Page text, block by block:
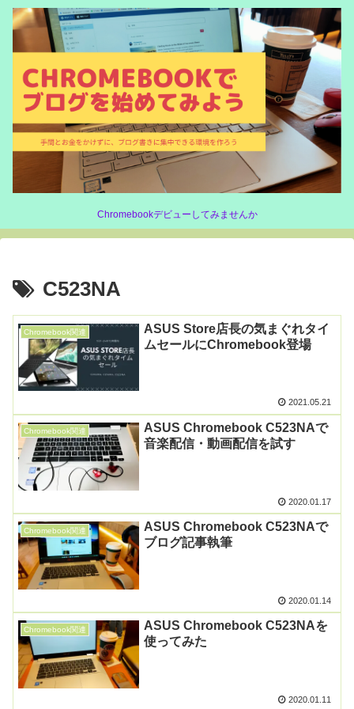
Chromebookデビューしてみませんか
C523NA
Chromebook関連
ASUS Store店長の気まぐれタイ
ムセールにChromebook登場
2021.05.21
Chromebook関連
ASUS Chromebook C523NAで
音楽配信・動画配信を試す
2020.01.17
Chromebook関連
ASUS Chromebook C523NAで
ブログ記事執筆
2020.01.14
Chromebook関連
ASUS Chromebook C523NAを
使ってみた
2020.01.11